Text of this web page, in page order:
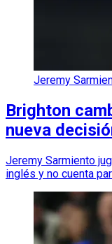
Jeremy
Brighton
nueva
Jeremy Sarmiento
inglés y no cuenta